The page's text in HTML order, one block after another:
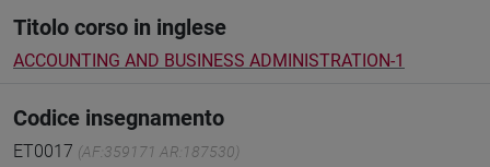
Titolo corso in inglese
ACCOUNTING AND BUSINESS ADMINISTRATION-1
Codice insegnamento
ET0017 (AF:359171 AR:187530)